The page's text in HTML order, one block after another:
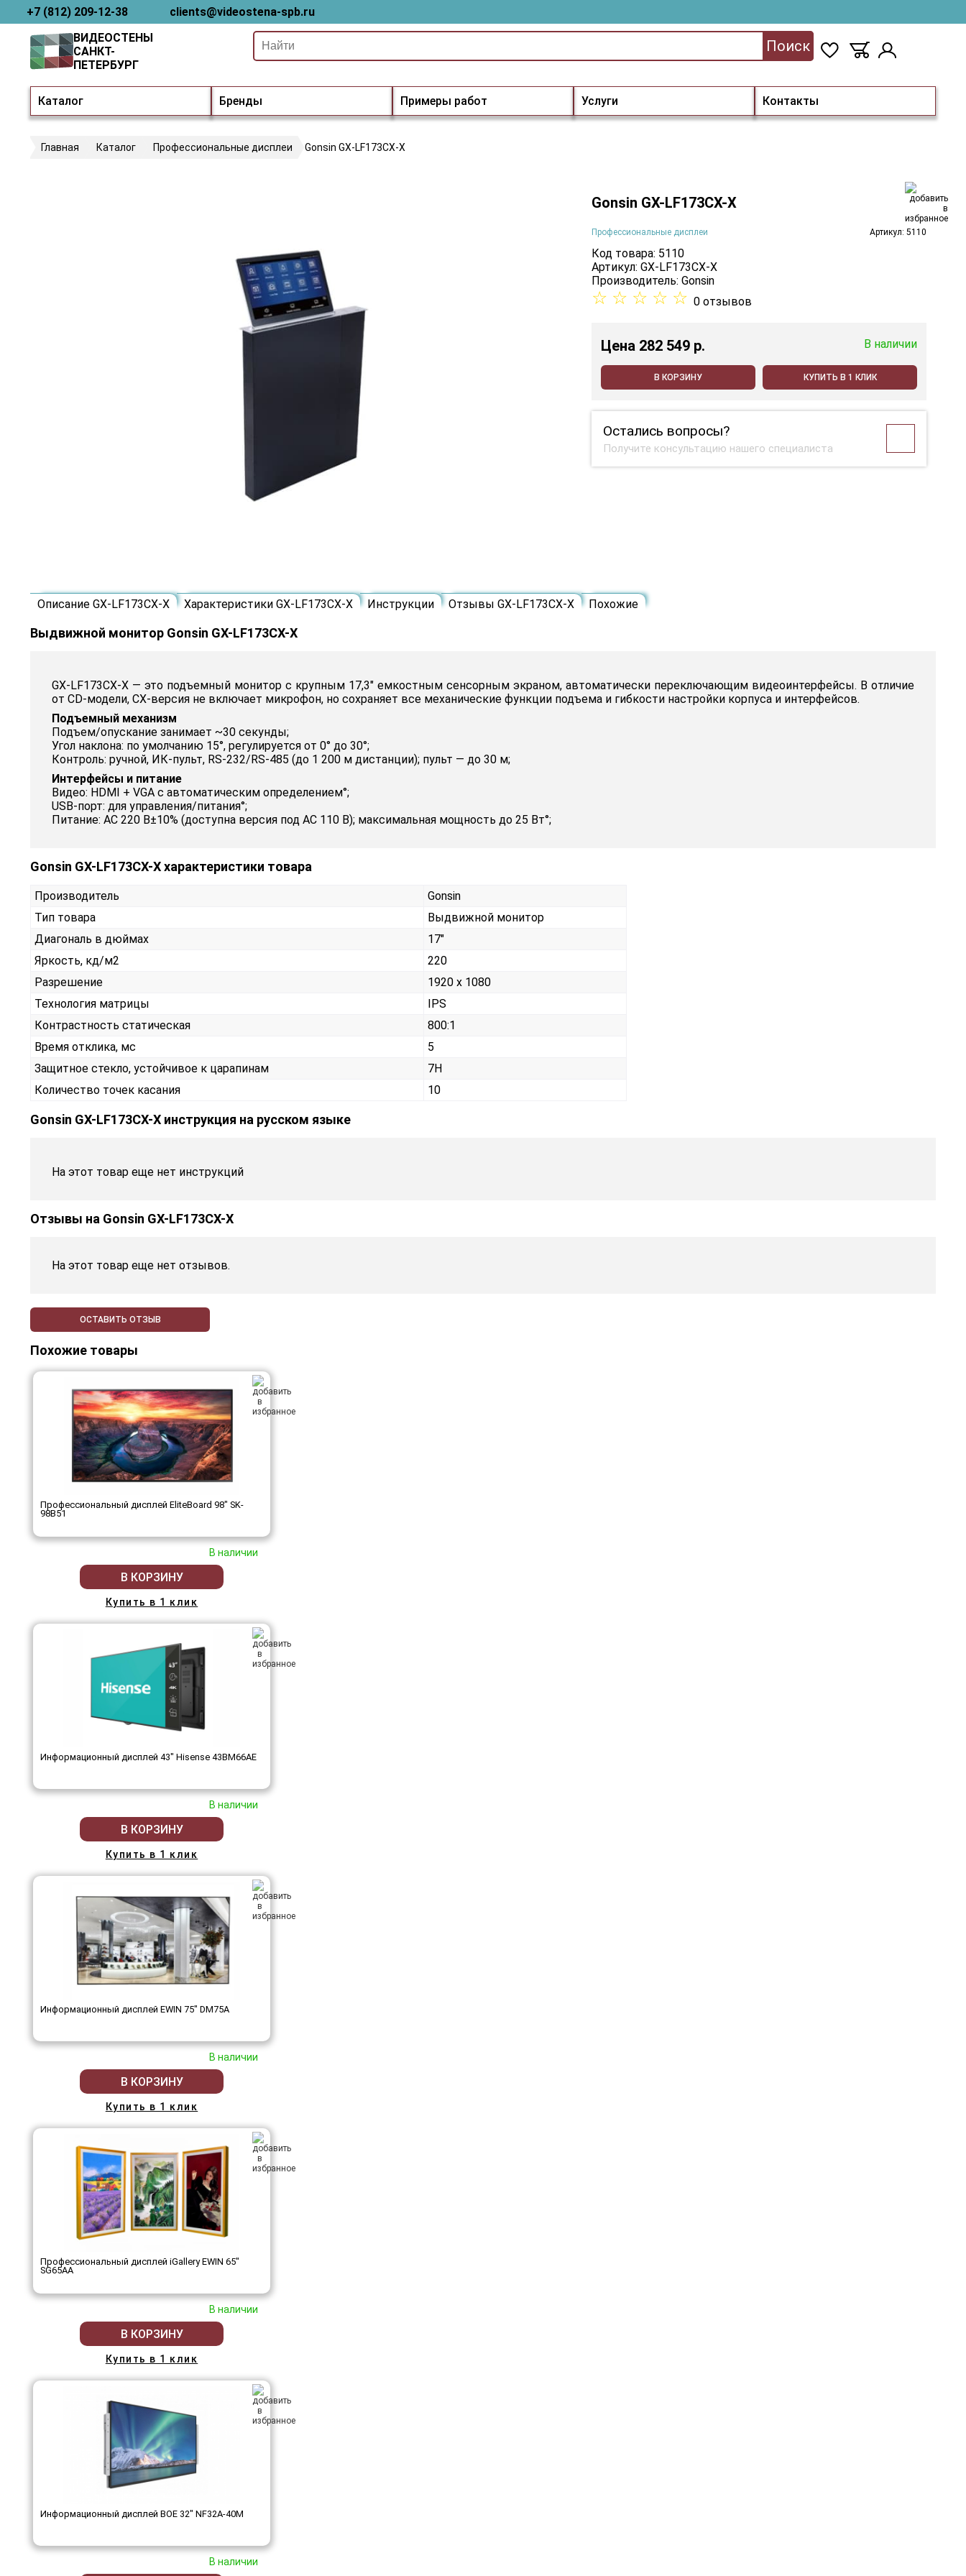
+7 (812) 209-12-38 clients@videostena-spb.ru
Каталог Бренды Примеры работ Услуги Контакты
ВИДЕОСТЕНЫ
САНКТ-
ПЕТЕРБУРГ
Поиск
Главная Каталог Профессиональные дисплеи Gonsin GX-LF173CX-X
Gonsin GX-LF173CX-X
Профессиональные дисплеи Артикул: 5110
Код товара: 5110
Артикул: GX-LF173CX-X
Производитель:Gonsin
☆ ☆ ☆ ☆ ☆ 0 отзывов
Цена 282 549 p. В наличии
В КОРЗИНУ КУПИТЬ В 1 КЛИК
Остались вопросы?
Получите консультацию нашего специалиста
Описание GX-LF173CX-X Характеристики GX-LF173CX-X Инструкции Отзывы GX-LF173CX-X Похожие
Выдвижной монитор Gonsin GX-LF173CX-X
GX‑LF173CX‑X — это подъемный монитор с крупным 17,3″ емкостным сенсорным экраном, автоматически переключающим видеоинтерфейсы. В отличие
от CD‑модели, CX‑версия не включает микрофон, но сохраняет все механические функции подъема и гибкости настройки корпуса и интерфейсов.
Подъемный механизм
Подъем/опускание занимает ~30 секунды;
Угол наклона: по умолчанию 15°, регулируется от 0° до 30°;
Контроль: ручной, ИК-пульт, RS‑232/RS‑485 (до 1 200 м дистанции); пульт — до 30 м;
Интерфейсы и питание
Видео: HDMI + VGA с автоматическим определением°;
USB‑порт: для управления/питания°;
Питание: AC 220 В±10% (доступна версия под AC 110 В); максимальная мощность до 25 Вт°;
Gonsin GX-LF173CX-X характеристики товара
Производитель
Gonsin
Тип товара
Выдвижной монитор
Диагональ в дюймах
17"
Яркость, кд/м2
220
Разрешение
1920 x 1080
Технология матрицы
IPS
Контрастность статическая
800:1
Время отклика, мс
5
Защитное стекло, устойчивое к царапинам
7H
Количество точек касания
10
Gonsin GX-LF173CX-X инструкция на русском языке
На этот товар еще нет инструкций
Отзывы на Gonsin GX-LF173CX-X
На этот товар еще нет отзывов.
ОСТАВИТЬ ОТЗЫВ
Похожие товары
Профессиональный дисплей EliteBoard 98" SK-
98B51
В наличии
В КОРЗИНУ
Купить в 1 клик
Информационный дисплей 43" Hisense 43BM66AE
В наличии
В КОРЗИНУ
Купить в 1 клик
Информационный дисплей EWIN 75" DM75A
В наличии
В КОРЗИНУ
Купить в 1 клик
Профессиональный дисплей iGallery EWIN 65"
SG65AA
В наличии
В КОРЗИНУ
Купить в 1 клик
Информационный дисплей BOE 32" NF32A-40M
В наличии